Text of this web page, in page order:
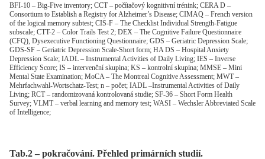
BFI-10 – Big-Five inventory; CCT – počítačový kognitivní trénink; CERA D –
Consortium to Establish a Registry for Alzheimer’s Disease; CIMAQ – French version
of the logical memory subtest; CIS-F – The Checklist Individual Strength-Fatigue
subscale; CTT-2 – Color Trails Test 2; DEX – The Cognitive Failure Questionnaire
(CFQ), Dysexecutive Functioning Questionnaire; GDS – Geriatric Depression Scale;
GDS-SF – Geriatric Depression Scale-Short form; HA DS – Hospital Anxiety
Depression Scale; IADL – Instrumental Activities of Daily Living; IES – Inverse
Efficiency Score; IS – intervenční skupina; KS – kontrolní skupina; MMSE – Mini
Mental State Examination; MoCA – The Montreal Cognitive Assessment; MWT –
Mehrfachwahl-Wortschatz-Test; n – počet; IADL –Instrumental Activities of Daily
Living; RCT – randomizovaná kontrolovaná studie; SF-36 – Short Form Health
Survey; VLMT – verbal learning and memory test; WASI – Wechsler Abbreviated Scale
of Intelligence;
Tab.2 – pokračování. Přehled primárních studií.